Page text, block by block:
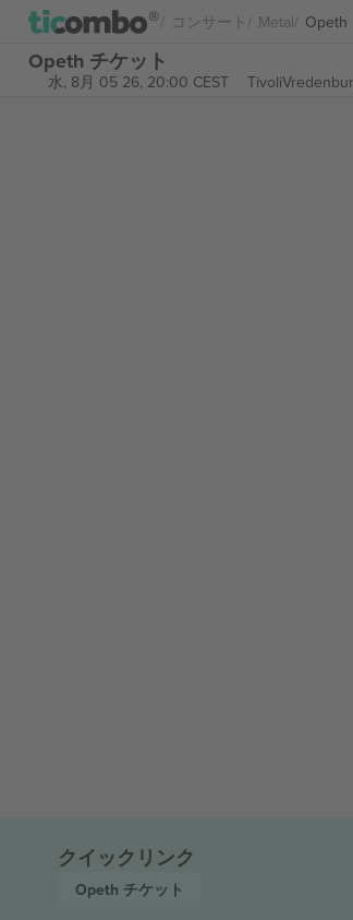
コンサート Metal Opeth
Opeth チケット
水, 8月 05 26, 20:00 CEST
クイックリンク
Opeth チケット